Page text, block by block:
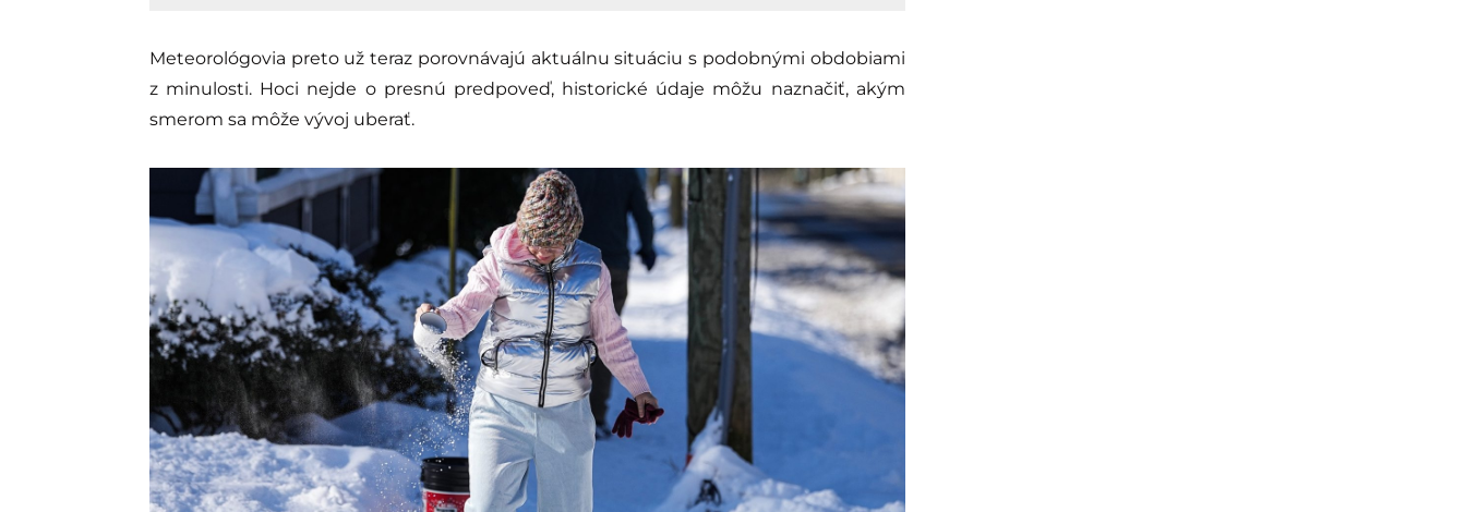
Meteorológovia preto už teraz porovnávajú aktuálnu situáciu s podobnými obdobiami
z minulosti. Hoci nejde o presnú predpoveď, historické údaje môžu naznačiť, akým
smerom sa môže vývoj uberať.